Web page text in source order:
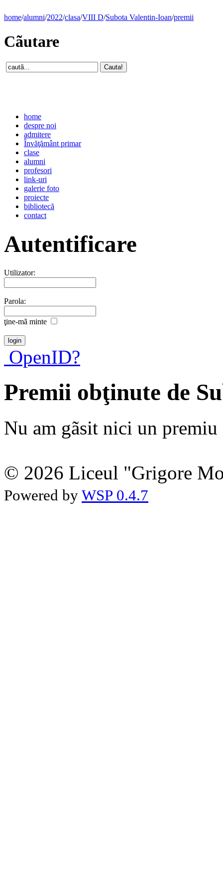
home/alumni/2022/clasa/VIII D/Subota Valentin-Ioan/premii
Cãutare
home
despre noi
admitere
Învăţământ primar
clase
alumni
profesori
link-uri
galerie foto
proiecte
bibliotecă
contact
Autentificare
Utilizator:
Parola:
ţine-mã minte
OpenID?
Premii obţinute de
Nu am gãsit nici un premiu
© 2026 Liceul "Grigore
Powered by WSP 0.4.7